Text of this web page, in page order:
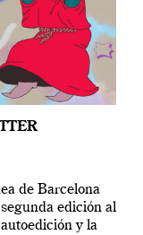
de Barcelona
edición al
y la